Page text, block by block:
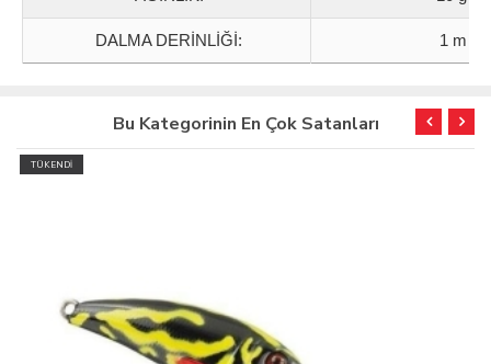
DALMA DERİNLİĞİ: 1 m
Bu Kategorinin En Çok Satanları
TÜKENDİ